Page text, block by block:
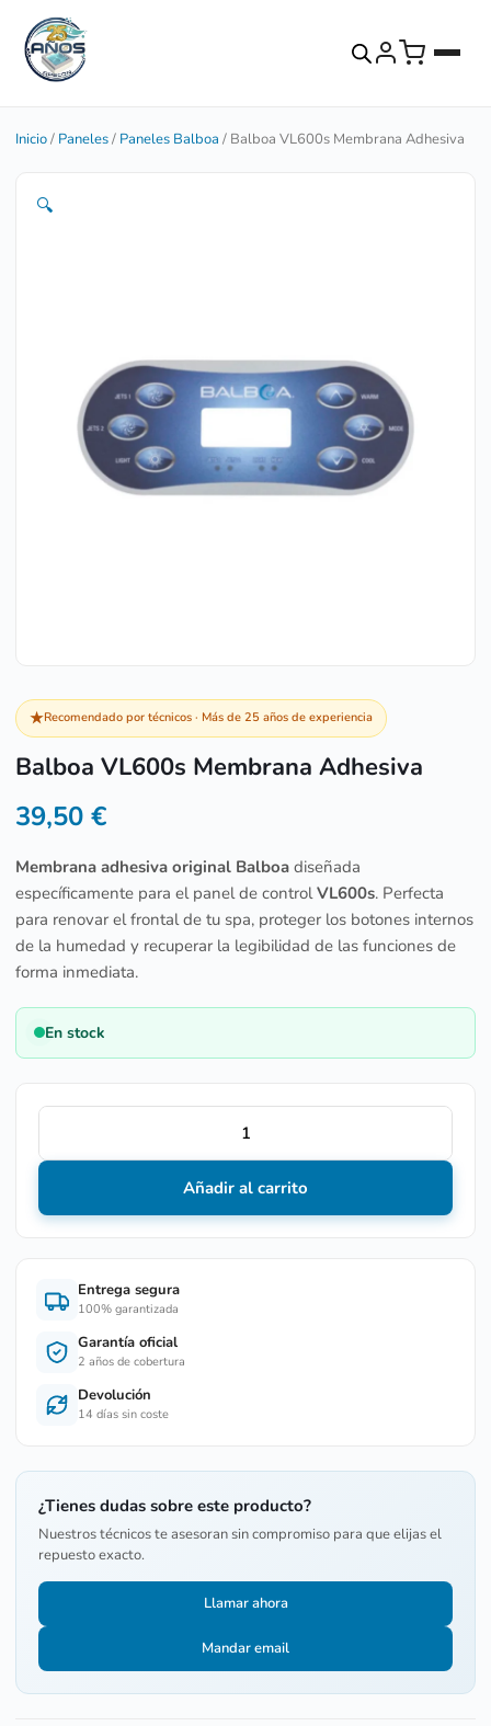
Inicio/ Paneles/ Paneles Balboa / Balboa VL600s Membrana Adhesiva
🔍
★Recomendado por técnicos · Más de 25 años de experiencia
Balboa VL600s Membrana Adhesiva
39,50 €
Membrana adhesiva original Balboa diseñada
específicamente para el panel de controlVL600s. Perfecta
para renovar el frontal de tu spa, proteger los botones internos
de la humedad y recuperar la legibilidad de las funciones de
forma inmediata.
En stock
Añadir al carrito
Entrega segura
100% garantizada
Garantía oficial
2 años de cobertura
Devolución
14 días sin coste
¿Tienes dudas sobre este producto?
Nuestros técnicos te asesoran sin compromiso para que elijas el
repuesto exacto.
Llamar ahora
Mandar email